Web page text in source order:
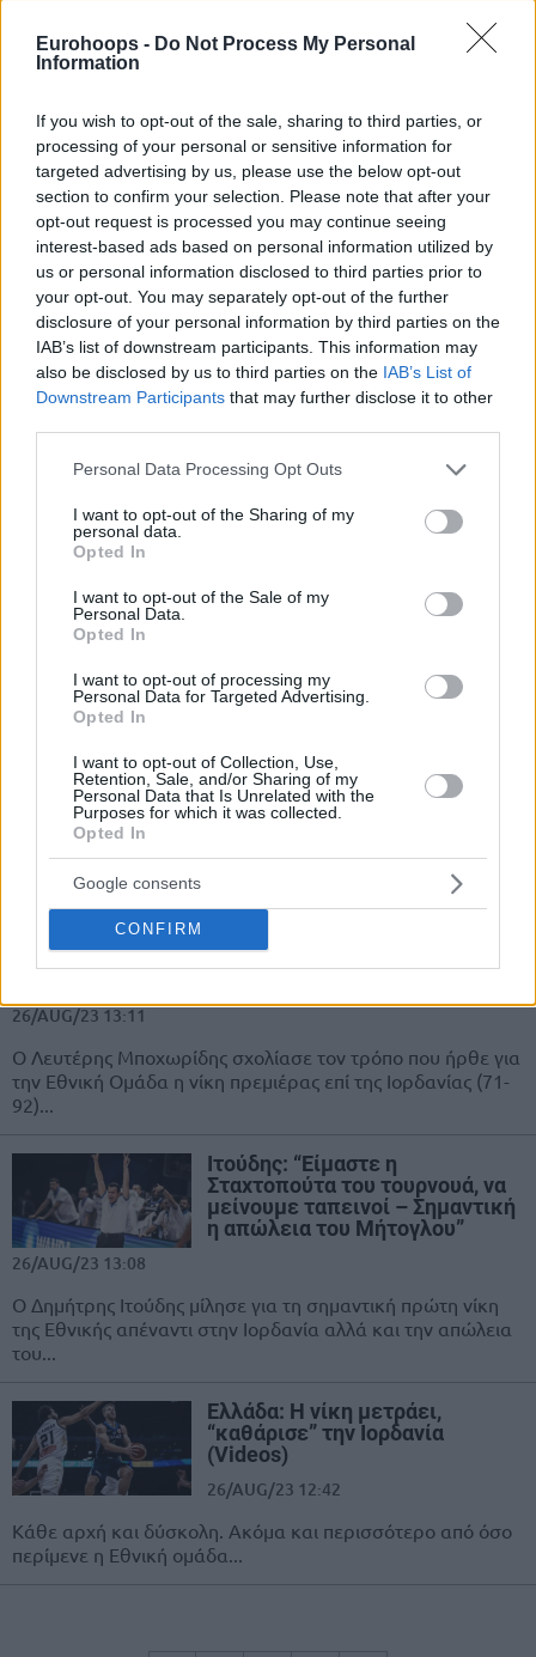
Eurohoops - Do Not Process My Personal
Information
If you wish to opt-out of the sale, sharing to third parties, or
processing of your personal or sensitive information for
targeted advertising by us, please use the below opt-out
section to confirm your selection. Please note that after your
opt-out request is processed you may continue seeing
interest-based ads based on personal information utilized by
us or personal information disclosed to third parties prior to
your opt-out. You may separately opt-out of the further
disclosure of your personal information by third parties on the
IAB’s list of downstream participants. This information may
also be disclosed by us to third parties on the IAB’s List of
Downstream Participants that may further disclose it to other
Please note that this website/app uses one or more Google
not limited to your visit or usage behaviour. You may click to
grant or deny consent to Google and its third-party tags to
use your data for below specified purposes in below Google
consent section.
Personal Data Processing Opt Outs
I want to opt-out of the Sharing of my
personal data.
Opted In
I want to opt-out of the Sale of my
Personal Data.
Opted In
I want to opt-out of processing my
Personal Data for Targeted Advertising.
Opted In
I want to opt-out of Collection, Use,
Retention, Sale, and/or Sharing of my
Personal Data that Is Unrelated with the
Purposes for which it was collected.
Opted In
Google consents
CONFIRM
O Ρόντα Χόλις-Τζέφερσον ακούει εδώ και χρόνια για την
όλη...
Χόλις-Τζέφερσον: “Ο Θεός κι ο
Κόμπι ήταν μαζί μου” (videos)
28/AUG/23 21:00
Ο Ρόνταε Χόλις-Τζέφερσον
πραγματοποίησε μυθική εμφάνιση
απέναντι στη Νέα Ζηλανδία και
έγινε... Κόμπι Μπράιαντ για το κοινό
αλλά και...
“τελικός” πρόκρισης με Ελλάδα
(videos)
28/AUG/23 13:16
Η Νέα Ζηλανδία πέτυχε δύσκολα την πρώτη νίκη της στο
Παγκόσμιο Κύπελλο, παρά τους 39 πόντους του
εκπληκτικού Χόλις-Τζέφερσον,...
Ουόκαπ για όλες τις δουλειές:
Διψήφιος και πρώτος σε ασίστ
στη νίκη της Εθνικής επί της
26/AUG/23 14:02
Ο Τόμας Ουόκαπ τα έκανε όλα στη νίκη πρεμιέρας της
Εθνικής Ομάδας στο Παγκόσμιο Κύπελλο 2023 επί της
Ιορδανίας...
Μποχωρίδης: “Να χτίζουμε από
έχει τα περιθώρια να κοιτά
26/AUG/23 13:11
Ο Λευτέρης Μποχωρίδης σχολίασε τον τρόπο που ήρθε για
την Εθνική Ομάδα η νίκη πρεμιέρας επί της Ιορδανίας (71-
92)...
Ιτούδης: “Είμαστε η
Σταχτοπούτα του τουρνουά, να
μείνουμε ταπεινοί – Σημαντική
η απώλεια του Μήτογλου”
26/AUG/23 13:08
Ο Δημήτρης Ιτούδης μίλησε για τη σημαντική πρώτη νίκη
της Εθνικής απέναντι στην Ιορδανία αλλά και την απώλεια
του...
Ελλάδα: Η νίκη μετράει,
“καθάρισε” την Ιορδανία
(Videos)
26/AUG/23 12:42
Κάθε αρχή και δύσκολη. Ακόμα και περισσότερο από όσο
περίμενε η Εθνική ομάδα...